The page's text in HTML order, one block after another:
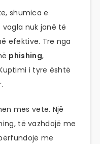
shumica e
nuk janë të
efektive. Tre nga
phishing,
i tyre është
mes vete. Një
të vazhdojë me
me